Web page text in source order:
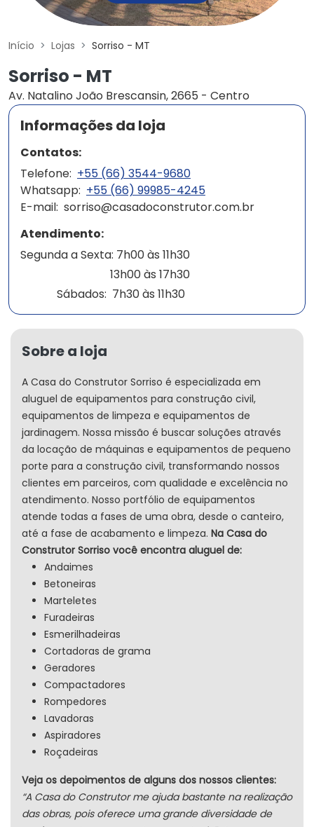
Início Lojas Sorriso - MT
Sorriso - MT
Av. Natalino João Brescansin, 2665 - Centro
Informações da loja
Contatos:
Telefone: +55 (66) 3544-9680‬‬‬‬
Whatsapp: +55 (66) 99985-4245
E-mail: sorriso@casadoconstrutor.com.br
Atendimento:
Segunda a Sexta: 7h00 às 11h30
13h00 às 17h30
Sábados: 7h30 às 11h30
Sobre a loja
A Casa do Construtor Sorriso é especializada em
aluguel de equipamentos para construção civil,
equipamentos de limpeza e equipamentos de
jardinagem. Nossa missão é buscar soluções através
da locação de máquinas e equipamentos de pequeno
porte para a construção civil, transformando nossos
clientes em parceiros, com qualidade e excelência no
atendimento. Nosso portfólio de equipamentos
atende todas a fases de uma obra, desde o canteiro,
até a fase de acabamento e limpeza. Na Casa do
Construtor Sorriso você encontra aluguel de:
Andaimes
Betoneiras
Marteletes
Furadeiras
Esmerilhadeiras
Cortadoras de grama
Geradores
Compactadores
Rompedores
Lavadoras
Aspiradores
Roçadeiras
Veja os depoimentos de alguns dos nossos clientes:
“A Casa do Construtor me ajuda bastante na realização
das obras, pois oferece uma grande diversidade de